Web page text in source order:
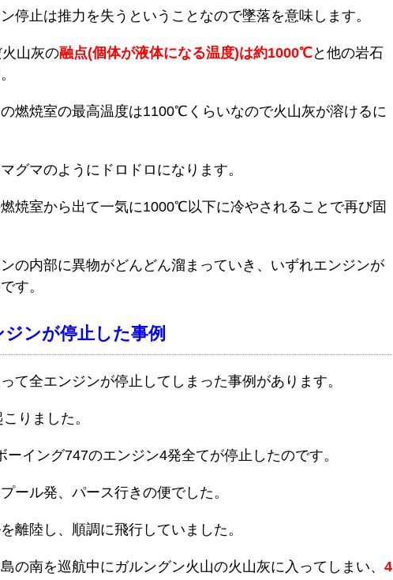
停止は推力を失うということなので墜落を意味します。
山灰の融点(個体が液体になる温度)は約1000℃と他の岩石
燃焼室の最高温度は1100℃くらいなので火山灰が溶けるに
グマのようにドロドロになります。
焼室から出て一気に1000℃以下に冷やされることで再び固
の内部に異物がどんどん溜まっていき、いずれエンジンが
す。
ンが停止した事例
て全エンジンが停止してしまった事例があります。
りました。
ーイング747のエンジン4発全てが停止したのです。
ール発、パース行きの便でした。
離陸し、順調に飛行していました。
の南を巡航中にガルングン火山の火山灰に入ってしまい、 4